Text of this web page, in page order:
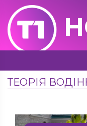
ТЕОРІЯ